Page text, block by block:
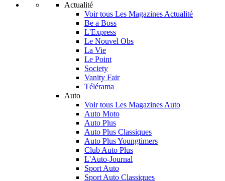
Actualité
Voir tous Les Magazines Actualité
Be a Boss
L'Express
Le Nouvel Obs
La Vie
Le Point
Society
Vanity Fair
Télérama
Auto
Voir tous Les Magazines Auto
Auto Moto
Auto Plus
Auto Plus Classiques
Auto Plus Youngtimers
Club Auto Plus
L'Auto-Journal
Sport Auto
Sport Auto Classiques